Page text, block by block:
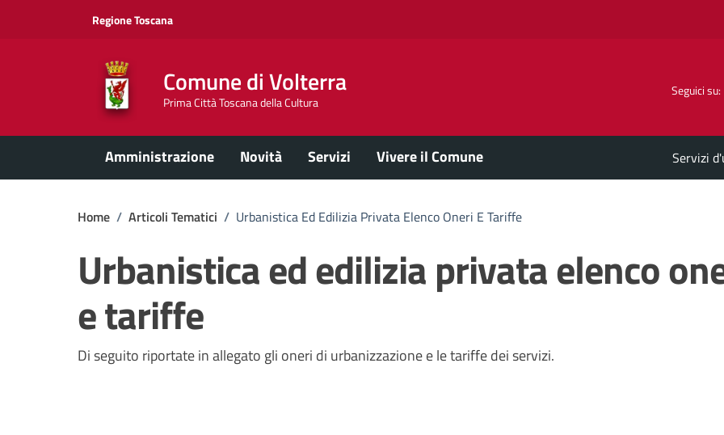
Regione Toscana
Comune di Volterra
Prima Città Toscana della Cultura
Seguici su:
Amministrazione Novità Servizi Vivere il Comune Servizi
Home / Articoli Tematici / Urbanistica Ed Edilizia Privata Elenco Oneri E Tariffe
Urbanistica ed edilizia privata elenco
e tariffe
Di seguito riportate in allegato gli oneri di urbanizzazione e le tariffe dei servizi.